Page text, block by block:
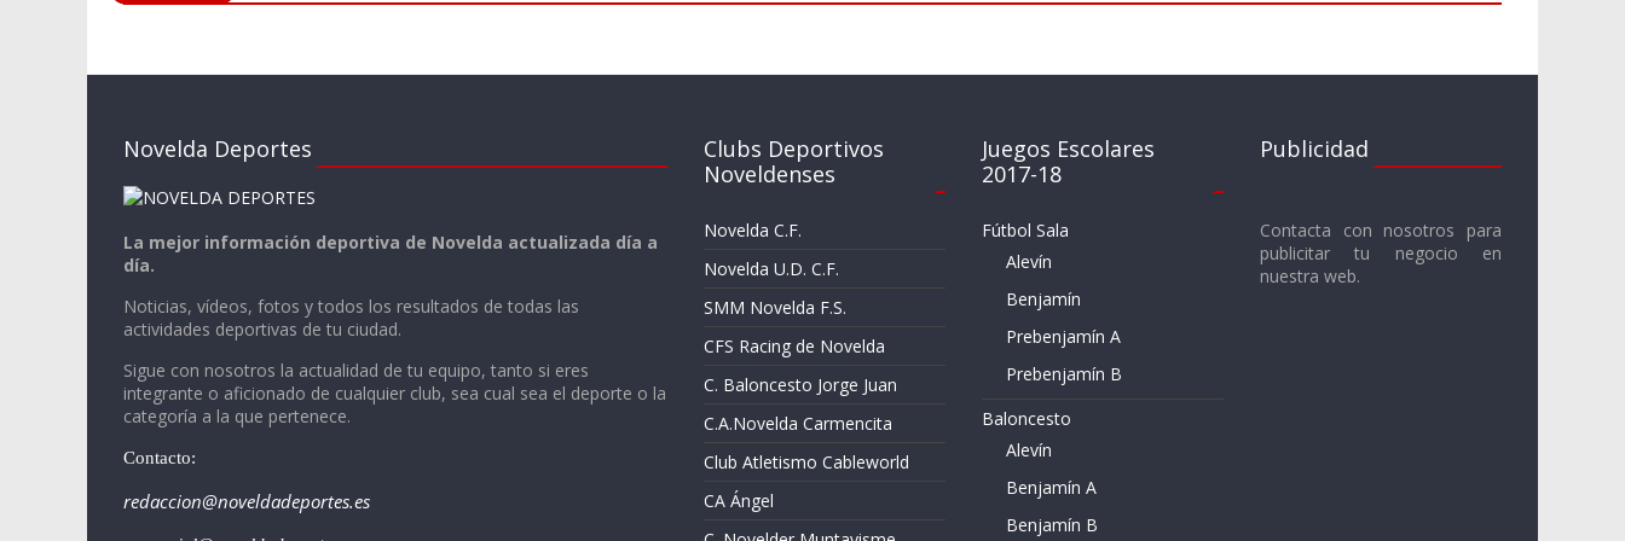
Novelda Deportes
La mejor información deportiva de Novelda actualizada día a
día.
Noticias, vídeos, fotos y todos los resultados de todas las
actividades deportivas de tu ciudad.
Sigue con nosotros la actualidad de tu equipo, tanto si eres
integrante o aficionado de cualquier club, sea cual sea el deporte o la
categoría a la que pertenece.
Contacto:
redaccion@noveldadeportes.es
Clubs Deportivos
Noveldenses
Novelda C.F.
Novelda U.D. C.F.
SMM Novelda F.S.
CFS Racing de Novelda
C. Baloncesto Jorge Juan
C.A.Novelda Carmencita
Club Atletismo Cableworld
CA Ángel
Juegos Escolares
2017-18
Fútbol Sala
Alevín
Benjamín
Prebenjamín A
Prebenjamín B
Baloncesto
Alevín
Benjamín A
Benjamín B
Publicidad
Contacta con nosotros para
publicitar tu negocio en
nuestra web.